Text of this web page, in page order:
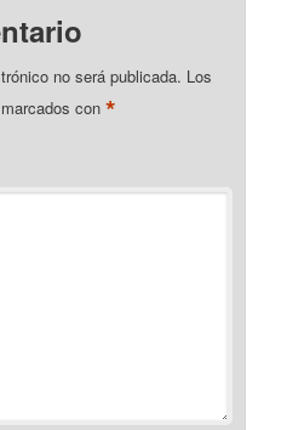
no será publicada. Los
con*